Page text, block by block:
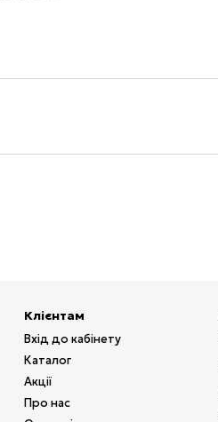
Клієнтам
Вхід до кабінету
Каталог
Акції
Про нас